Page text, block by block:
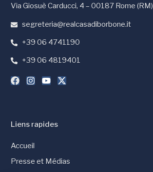
Liens rapides
Accueil
Presse et Médias
Via Giosuè Carducci, 4 – 00187 Rome (RM)
segreteria@realcasadiborbone.it
+39 06 4741190
+39 06 4819401